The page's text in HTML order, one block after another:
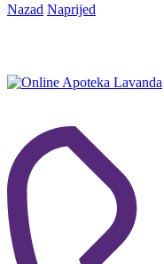
Nazad Naprijed